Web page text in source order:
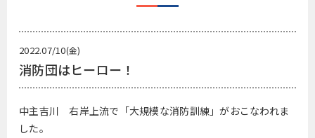
2022.07/10(金)
消防団はヒーロー！
中主吉川 右岸上流で「大規模な消防訓練」がおこなわれま
した。